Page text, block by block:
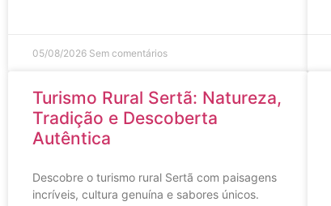
05/08/2026 Sem comentários
Turismo Rural Sertã: Natureza,
Tradição e Descoberta
Autêntica
Descobre o turismo rural Sertã com paisagens
incríveis, cultura genuína e sabores únicos.